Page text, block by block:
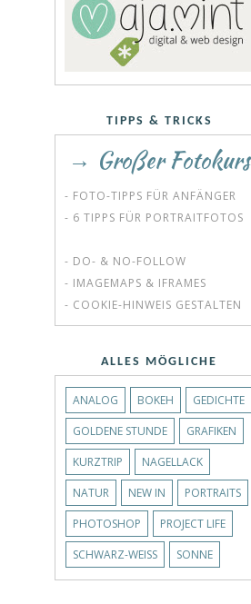
TIPPS & TRICKS
→ Großer Fotokurs
- FOTO-TIPPS FÜR ANFÄNGER
- 6 TIPPS FÜR PORTRAITFOTOS
- DO- & NO-FOLLOW
- IMAGEMAPS & IFRAMES
- COOKIE-HINWEIS GESTALTEN
ALLES MÖGLICHE
ANALOG BOKEH
GEDICHTE
GOLDENE STUNDE
GRAFIKEN
KURZTRIP
NAGELLACK
NATUR
NEW IN
PORTRAITS
PHOTOSHOP
PROJECT LIFE
SCHWARZ-WEISS
SONNE